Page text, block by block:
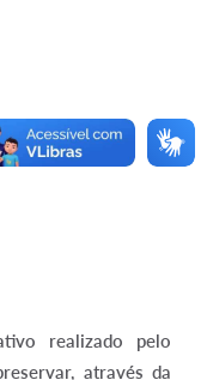
realizado pelo
através da